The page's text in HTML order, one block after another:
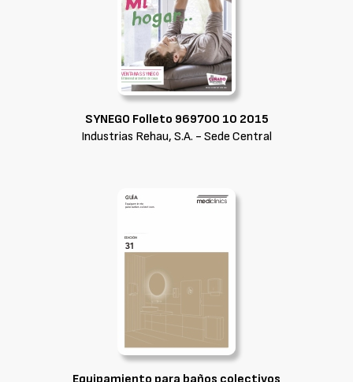
SYNEGO Folleto 969700 10 2015
Industrias Rehau, S.A. - Sede Central